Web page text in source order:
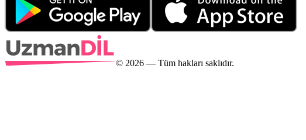
© 2026 — Tüm hakları saklıdır.